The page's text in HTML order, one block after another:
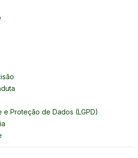
Proteção de Dados (LGPD)